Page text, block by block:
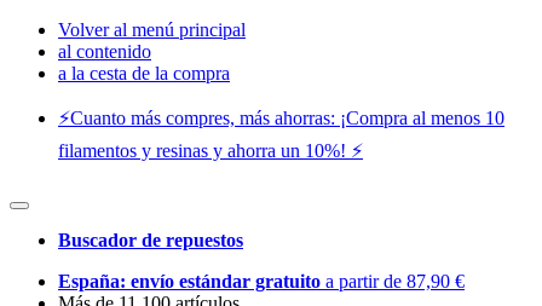
Volver al menú principal
al contenido
a la cesta de la compra
⚡️Cuanto más compres, más ahorras: ¡Compra al menos 10
filamentos y resinas y ahorra un 10%! ⚡️
Buscador de repuestos
España: envío estándar gratuito a partir de 87,90 €